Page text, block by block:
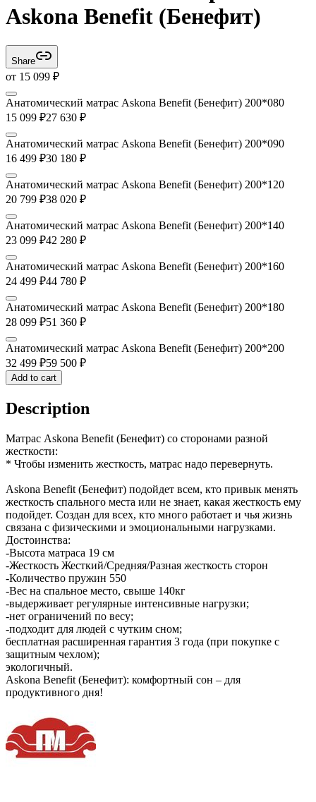
Askona Benefit (Бенефит)
Share
от 15 099 ₽
Анатомический матрас Askona Benefit (Бенефит) 200*080
15 099 ₽27 630 ₽
Анатомический матрас Askona Benefit (Бенефит) 200*090
16 499 ₽30 180 ₽
Анатомический матрас Askona Benefit (Бенефит) 200*120
20 799 ₽38 020 ₽
Анатомический матрас Askona Benefit (Бенефит) 200*140
23 099 ₽42 280 ₽
Анатомический матрас Askona Benefit (Бенефит) 200*160
24 499 ₽44 780 ₽
Анатомический матрас Askona Benefit (Бенефит) 200*180
28 099 ₽51 360 ₽
Анатомический матрас Askona Benefit (Бенефит) 200*200
32 499 ₽59 500 ₽
Add to cart
Description
Матрас Askona Benefit (Бенефит) со сторонами разной
жесткости:
* Чтобы изменить жесткость, матрас надо перевернуть.
Askona Benefit (Бенефит) подойдет всем, кто привык менять
жесткость спального места или не знает, какая жесткость ему
подойдет. Создан для всех, кто много работает и чья жизнь
связана с физическими и эмоциональными нагрузками.
Достоинства:
-Высота матраса 19 см
-Жесткость Жесткий/Средняя/Разная жесткость сторон
-Количество пружин 550
-Вес на спальное место, свыше 140кг
-выдерживает регулярные интенсивные нагрузки;
-нет ограничений по весу;
-подходит для людей с чутким сном;
бесплатная расширенная гарантия 3 года (при покупке с
защитным чехлом);
экологичный.
Askona Benefit (Бенефит): комфортный сон – для
продуктивного дня!